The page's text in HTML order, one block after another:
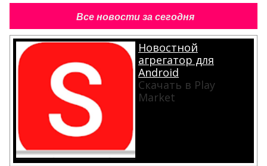
Все новости за сегодня
Новостной
агрегатор для
Android
Скачать в Play
Market